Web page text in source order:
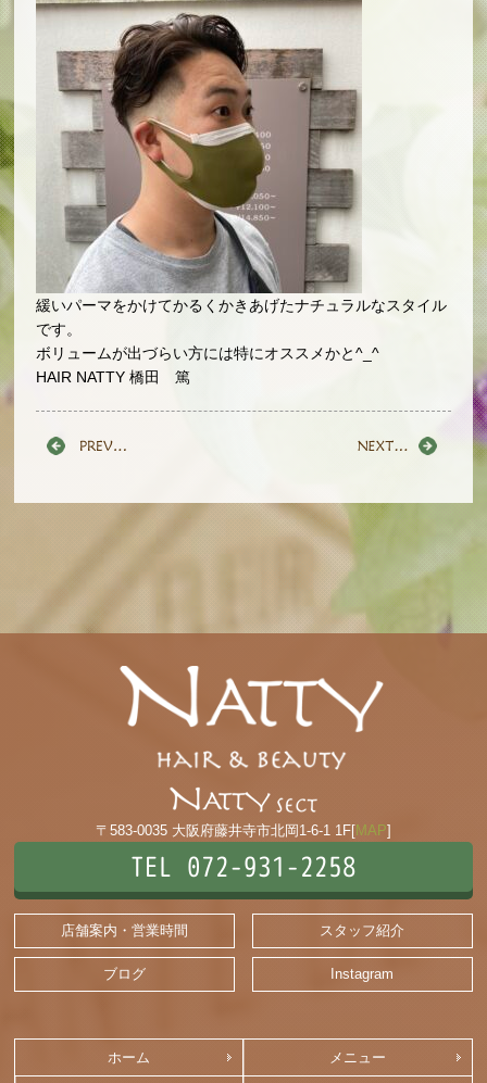
緩いパーマをかけてかるくかきあげたナチュラルなスタイル
です。
ボリュームが出づらい方には特にオススメかと^_^
HAIR NATTY 橋田 篤
〒583-0035 大阪府藤井寺市北岡1-6-1 1F[MAP]
TEL 072-931-2258
店舗案内・営業時間 スタッフ紹介
ブログ Instagram
ホーム メニュー